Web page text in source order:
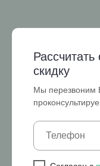
скидку
Мы перезвоним